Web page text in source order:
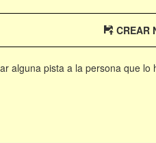
CREAR
alguna pista a la persona que